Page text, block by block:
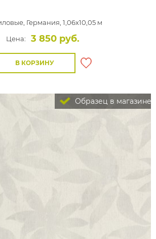
Германия, 1,06x10,05 м
Цена:
3 850 руб.
В КОРЗИНУ
Образец в магазине